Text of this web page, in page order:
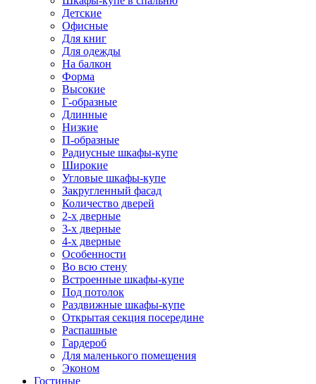
Детские
Офисные
Для книг
Для одежды
На балкон
Форма
Высокие
Г-образные
Длинные
Низкие
П-образные
Радиусные шкафы-купе
Широкие
Угловые шкафы-купе
Закругленный фасад
Количество дверей
2-х дверные
3-х дверные
4-х дверные
Особенности
Во всю стену
Встроенные шкафы-купе
Под потолок
Раздвижные шкафы-купе
Открытая секция посередине
Распашные
Гардероб
Для маленького помещения
Эконом
Гостиные